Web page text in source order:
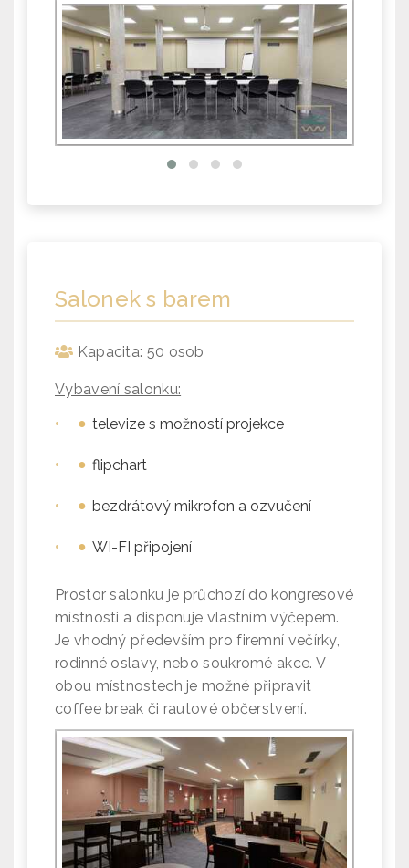
Salonek s barem
Kapacita: 50 osob
Vybavení salonku:
•
televize s možností projekce
• flipchart
• bezdrátový mikrofon a ozvučení
• WI-FI připojení
Prostor salonku je průchozí do kongresové
místnosti a disponuje vlastním výčepem.
Je vhodný především pro firemní večírky,
rodinné oslavy, nebo soukromé akce. V
obou místnostech je možné připravit
coffee break či rautové občerstvení.